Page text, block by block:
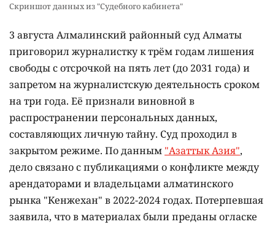
Скриншот данных из "Судебного кабинета"
3 августа Алмалинский районный суд Алматы
приговорил журналистку к трём годам лишения
свободы с отсрочкой на пять лет (до 2031 года) и
запретом на журналистскую деятельность сроком
на три года. Её признали виновной в
распространении персональных данных,
составляющих личную тайну. Суд проходил в
закрытом режиме. По данным "Азаттык Азия",
дело связано с публикациями о конфликте между
арендаторами и владельцами алматинского
рынка "Кенжехан" в 2022-2024 годах. Потерпевшая
заявила, что в материалах были преданы огласке